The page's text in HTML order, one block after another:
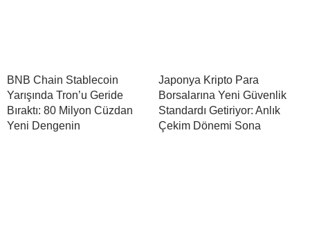
BNB Chain Stablecoin
Yarışında Tron’u Geride
Bıraktı: 80 Milyon Cüzdan
Yeni Dengenin
Japonya Kripto Para
Borsalarına Yeni Güvenlik
Standardı Getiriyor: Anlık
Çekim Dönemi Sona